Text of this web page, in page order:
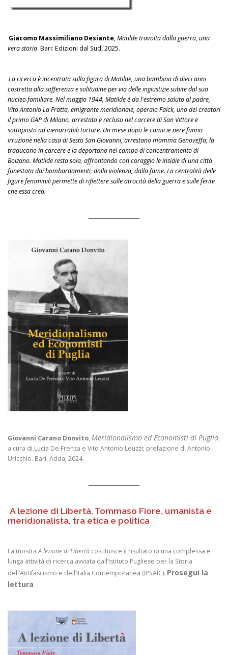
Giacomo Massimiliano Desiante,Matilde travolta dalla guerra, una
vera storia. Bari: Edizioni dal Sud, 2025.
La ricerca è incentrata sulla figura di Matilde, una bambina di dieci anni
costretta alla sofferenza e solitudine per via delle ingiustizie subite dal suo
nucleo familiare. Nel maggio 1944, Matilde è da l'estremo saluto al padre,
Vito Antonio La Fratta, emigrante meridionale, operaio Falck, uno dei creatori
il primo GAP di Milano, arrestato e recluso nel carcere di San Vittore e
sottoposto ad inenarrabili torture. Un mese dopo le camicie nere fanno
irruzione nella casa di Sesto San Giovanni, arrestano mamma Genoveffa, la
traducono in carcere e la deportano nel campo di concentramento di
Bolzano. Matilde resta sola, affrontando con coraggio le insidie di una città
funestata dai bombardamenti, dalla violenza, dalla fame. La centralità delle
figure femminili permette di riflettere sulle atrocità della guerra e sulle ferite
che essa crea.
Giovanni Carano Donvito, Meridionalismo ed Economisti di Puglia,
a cura di Lucia De Frenza e Vito Antonio Leuzzi; prefazione di Antonio
Uricchio. Bari: Adda, 2024.
A lezione di Libertà. Tommaso Fiore, umanista e
meridionalista, tra etica e politica
La mostraA lezione di Libertà costituisce il risultato di una complessa e
lunga attività di ricerca avviata dall’Istituto Pugliese per la Storia
dell’Antifascismo e dell’Italia Contemporanea (IPSAIC). Prosegui la
lettura